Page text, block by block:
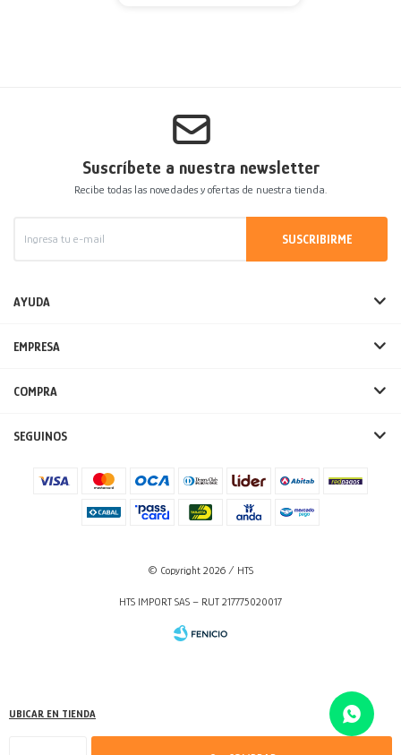
UBICAR EN TIENDA
Suscríbete a nuestra newsletter
Recibe todas las novedades y ofertas de nuestra tienda.
SUSCRIBIRME
AYUDA
EMPRESA
COMPRA
SEGUINOS
© Copyright 2026 / HTS
HTS IMPORT SAS – RUT 217775020017